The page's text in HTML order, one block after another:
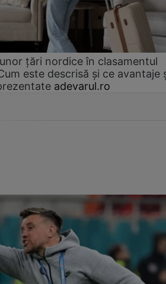
țări nordice în clasamentul
este descrisă și ce avantaje
adevarul.ro